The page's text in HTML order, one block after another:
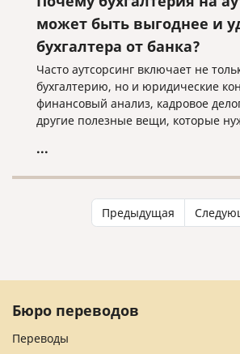
может быть выгоднее и
бухгалтера от банка?
Часто аутсорсинг включает не
бухгалтерию, но и юридические
финансовый анализ, кадровое
другие полезные вещи, которые
...
Предыдущая
Бюро переводов
Переводы